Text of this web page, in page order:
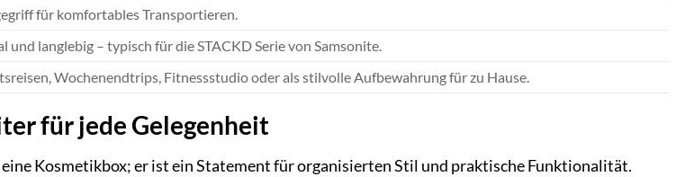
für komfortables Transportieren.
langlebig – typisch für die STACKD Serie von Samsonite.
Wochenendtrips, Fitnessstudio oder als stilvolle Aufbewahrung für zu Hause.
für jede Gelegenheit
eine Kosmetikbox; er ist ein Statement für organisierten Stil und praktische Funktionalität.